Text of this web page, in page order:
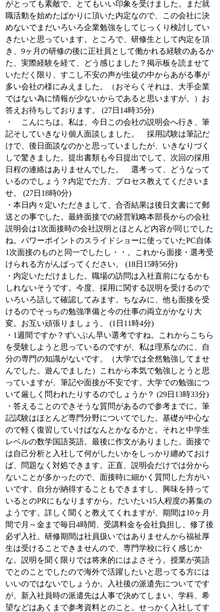
がとっても素敵で、とてもいい印象を受けました。まだ就
職活動を始めたばかりに頂いた内定なので、この会社に決
めないでまだいろいろ企業勉強をしてじっくり検討してい
きたいと思っています。ところで、研修生として内定を頂
き、9ヶ月の研修の後に正社員として働かれる経験のあるか
た、実際経験を経て、どう感じました？掲示板を読ませて
いただく限り、すこし不安の声が生徒の中からあがる事が
多い会社の様にみえました。（おそらくそれは、大手企業
ではない為に情報が少ないからであると思いますが。）お
答えお待ちしております。 (27日14時35分)
・ こんにちは。私は、今日この会社の説明会へ行き、筆
記そしていきなり個人面談しました。 採用試験は筆記だ
けで、後日面談なのかと思っていましたが、いきなりづく
しで驚きました。提出書類も今日提出でして、次回の採用
日程の連絡はありませんでした。 選考って、どうなって
いるのでしょう？内定でた方、プロセス教えてくださいま
せ。 (27日18時0分)
・本日内々定いただきまして、合否結果は後日文書にて郵
送との事でした。最終面接での経営戦略本部長からの会社
説明会は1次面接時の会社説明とほとんど内容が同じでした
ね。パワーポイントのスライドショーに使っていたPC自体
1次面接のものと同一でしたし・・。これから面接・選考受
けられる方がんばってください。 (18日15時56分)
・内定いただけました。職場の訪問は入社直前になるかも
しれないそうです。今度、採用に関する説明を受けるので
いろいろ話して確認してみます。ちなみに、他も面接を受
けるのでそっちの勉強準備と今の仕事の両立がかなり大
変。お互い頑張りましょう。 (1日11時4分)
・1週間ですか？ずいぶん早い選考ですね。これからこちら
を受験しようと思っているのですが、私は理系なのに、自
分の専門の知識がないです。（大学では全然勉強してませ
んでした。遊んでました）これから本気で勉強しとうと思
っていますが、筆記や面接が不安です。大学での勉強につ
いて厳しく問われたりするのでしょうか？ (29日13時33分)
・答えることのできそうな質問があるので参考までに。筆
記試験はほとんど専門分野についてでした。基礎が中心な
ので軽く復習していけばなんとかなるかと。それと中学生
レベルの数学国語英語。最後に作文がありました。面接で
は自己分析と入社して何がしたいかをしっかり纏めておけ
ば、問題なく対処できます。正直、説明会だけでは分から
ないことが多かったので、面接時に細かく質問した方がい
いです。自分が納得することもできますし、興味を持って
いるとのPRにもなりますから。だいたい15人程度の募集の
ようです。詳しく聞くと教えてくれますが、期間は10ヶ月
間で月～金まで毎日4時間、受講料金を会社負担し、修了後
必ず入社。研修期間は社員扱いではありませんから福祉厚
生は受けることできませんので、専門学校に行く感じか
な。説明を聞く限りでは将来的にはよさそう。授業が英語
でとのことでしたので海外で活躍したいと思ってる方には
いいのではないでしょうか。入社後の派遣先についてです
が、新入社員時の派遣先は人事で決めてしまい、学科、希
望などはあくまで参考資料とのこと。せっかく入社してす